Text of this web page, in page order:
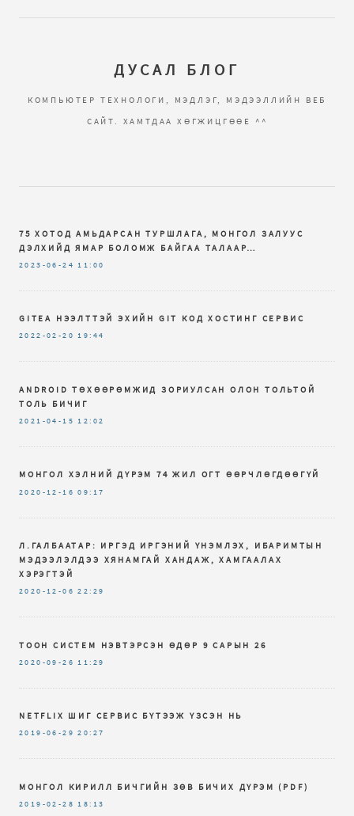
ДУСАЛ БЛОГ
КОМПЬЮТЕР ТЕХНОЛОГИ, МЭДЛЭГ, МЭДЭЭЛЛИЙН ВЕБ
САЙТ. ХАМТДАА ХӨГЖИЦГӨӨЕ ^^
75 ХОТОД АМЬДАРСАН ТУРШЛАГА, МОНГОЛ ЗАЛУУС
ДЭЛХИЙД ЯМАР БОЛОМЖ БАЙГАА ТАЛААР…
2023-06-24 11:00
GITEA НЭЭЛТТЭЙ ЭХИЙН GIT КОД ХОСТИНГ СЕРВИС
2022-02-20 19:44
ANDROID ТӨХӨӨРӨМЖИД ЗОРИУЛСАН ОЛОН ТОЛЬТОЙ
ТОЛЬ БИЧИГ
2021-04-15 12:02
МОНГОЛ ХЭЛНИЙ ДҮРЭМ 74 ЖИЛ ОГТ ӨӨРЧЛӨГДӨӨГҮЙ
2020-12-16 09:17
Л.ГАЛБААТАР: ИРГЭД ИРГЭНИЙ ҮНЭМЛЭХ, ИБАРИМТЫН
МЭДЭЭЛЭЛДЭЭ ХЯНАМГАЙ ХАНДАЖ, ХАМГААЛАХ
ХЭРЭГТЭЙ
2020-12-06 22:29
ТООН СИСТЕМ НЭВТЭРСЭН ӨДӨР 9 САРЫН 26
2020-09-26 11:29
NETFLIX ШИГ СЕРВИС БҮТЭЭЖ ҮЗСЭН НЬ
2019-06-29 20:27
МОНГОЛ КИРИЛЛ БИЧГИЙН ЗѲВ БИЧИХ ДҮРЭМ (PDF)
2019-02-28 18:13